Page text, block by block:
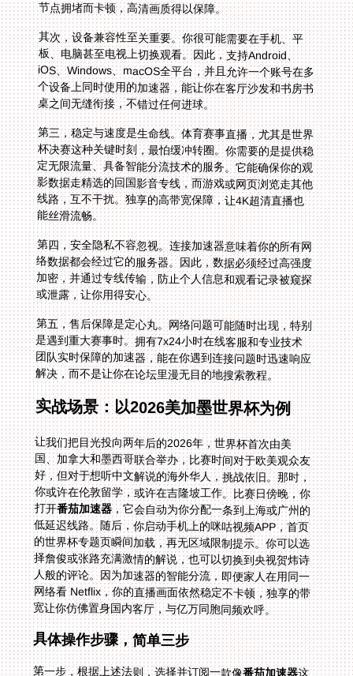
节点拥堵而卡顿，高清画质得以保障。
其次，设备兼容性至关重要。你很可能需要在手机、平
板、电脑甚至电视上切换观看。因此，支持Android、
iOS、Windows、macOS全平台，并且允许一个账号在多
个设备上同时使用的加速器，能让你在客厅沙发和书房书
桌之间无缝衔接，不错过任何进球。
第三，稳定与速度是生命线。体育赛事直播，尤其是世界
杯决赛这种关键时刻，最怕缓冲转圈。你需要的是提供稳
定无限流量、具备智能分流技术的服务。它能确保你的观
影数据走精选的回国影音专线，而游戏或网页浏览走其他
线路，互不干扰。独享的高带宽保障，让4K超清直播也
能丝滑流畅。
第四，安全隐私不容忽视。连接加速器意味着你的所有网
络数据都会经过它的服务器。因此，数据必须经过高强度
加密，并通过专线传输，防止个人信息和观看记录被窥探
或泄露，让你用得安心。
第五，售后保障是定心丸。网络问题可能随时出现，特别
是遇到重大赛事时。拥有7x24小时在线客服和专业技术
团队实时保障的加速器，能在你遇到连接问题时迅速响应
解决，而不是让你在论坛里漫无目的地搜索教程。
实战场景：以2026美加墨世界杯为例
让我们把目光投向两年后的2026年，世界杯首次由美
国、加拿大和墨西哥联合举办，比赛时间对于欧美观众友
好，但对于想听中文解说的海外华人，挑战依旧。那时，
你或许在伦敦留学，或许在吉隆坡工作。比赛日傍晚，你
打开番茄加速器，它会自动为你分配一条到上海或广州的
低延迟线路。随后，你启动手机上的咪咕视频APP，首页
的世界杯专题页瞬间加载，再无区域限制提示。你可以选
择詹俊或张路充满激情的解说，也可以切换到央视贺炜诗
人般的评论。因为加速器的智能分流，即便家人在用同一
网络看 Netflix，你的直播画面依然稳定不卡顿，独享的带
宽让你仿佛置身国内客厅，与亿万同胞同频欢呼。
具体操作步骤，简单三步
第一步，根据上述法则，选择并订阅一款像番茄加速器这
样功能全面的服务。下载对应你设备的客户端。第二步，
安装后登录，在服务器列表中选择一个“中国”或“回国”线
路，通常应用会智能推荐延迟最低的。一键连接，成功后
会显示你的虚拟IP已位于国内。第三步，此时再打开你熟
悉的央视频、腾讯体育等APP，你会发现所有因IP受限制
而无法播放的体育赛事直播和电视节目，都已经解锁。你
可以像在国内一样，随意点播、收看直播，享受毫无隔阂